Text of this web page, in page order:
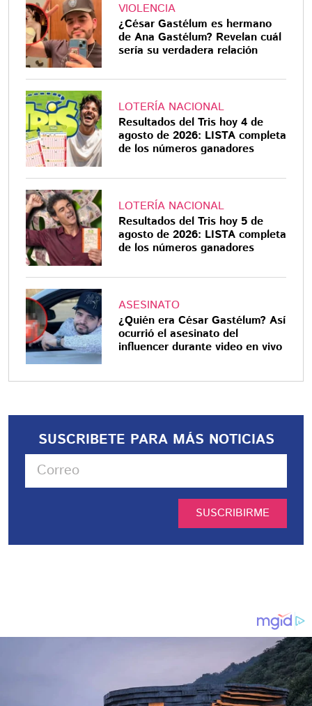
VIOLENCIA
¿César Gastélum es hermano
de Ana Gastélum? Revelan cuál
sería su verdadera relación
LOTERÍA NACIONAL
Resultados del Tris hoy 4 de
agosto de 2026: LISTA completa
de los números ganadores
LOTERÍA NACIONAL
Resultados del Tris hoy 5 de
agosto de 2026: LISTA completa
de los números ganadores
ASESINATO
¿Quién era César Gastélum? Así
ocurrió el asesinato del
influencer durante video en vivo
SUSCRIBETE PARA MÁS NOTICIAS
SUSCRIBIRME